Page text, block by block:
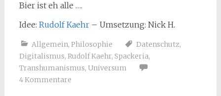
Bier ist eh alle ….
Idee: Rudolf Kaehr– Umsetzung: Nick H.
Allgemein, Philosophie Datenschutz,
Digitalismus, Rudolf Kaehr, Spackeria,
Transhumanismus, Universum
4 Kommentare